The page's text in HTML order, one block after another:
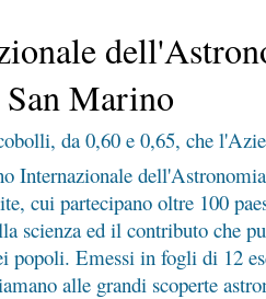
Marino
da 0,60 e 0,65, che
Internazionale
cui partecipano oltre 100
scienza ed il contributo che
popoli. Emessi in fogli di 12
alle grandi scoperte